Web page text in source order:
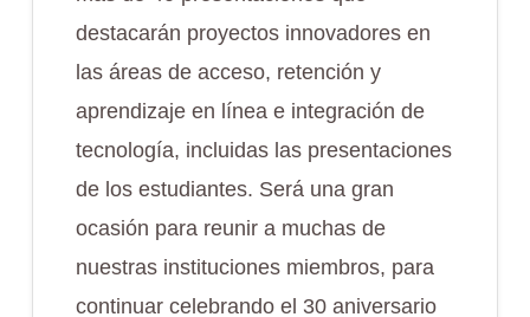
destacarán proyectos innovadores en
las áreas de acceso, retención y
aprendizaje en línea e integración de
tecnología, incluidas las presentaciones
de los estudiantes. Será una gran
ocasión para reunir a muchas de
nuestras instituciones miembros, para
continuar celebrando el 30 aniversario